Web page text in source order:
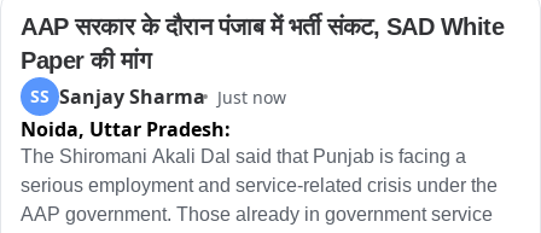
श्याम नंदन ने लिखित आवेदन में बताया कि 15 वर्ष पहले शादी हुई थी। शादी
के बाद से ही धर्मेंद्र उनकी बहन के साथ मारपीट कर पड़ताडित करता था
दारू पीकर प्रतिदिन पत्नी और बच्चे को मारता था वही मृतका सुशीला ने
समूह लोन लिया था जिसके किस्त की भरपाई भी नहीं हो रही। जिसको
लेकर प्रतिदिन परिवार में झगड़ा होता था आर्थिक तंगी तो बनी हुई थी साथ
ही आरोपी पति धर्मेंद्र के द्वारा वर्तमान में दहेज में बाइक,अंगूठी, चेन आदि की
मांग भी की जा रही थी जिसे पूरा नहीं करने से क्षुब्ध होकर धर्मेंद्र ने
सुनियोजित तरीके से सुशीला देवी सहित चार बच्चो की हत्या कर शव को गांव
AAP सरकार के दौरान पंजाब में भर्ती संकट, SAD White
Paper की मांग
SS Sanjay Sharma Just now
Noida, Uttar Pradesh:
The Shiromani Akali Dal said that Punjab is facing a
serious employment and service-related crisis under the
AAP government. Those already in government service